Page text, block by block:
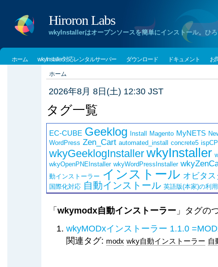
Hiroron Labs
wkyInstallerはオープンソースを簡単にインストール。ひ
ホーム wkyInstaller対応レンタルサーバー ダウンロード ドキュメント お
ホーム
2026年8月 8日(土) 12:30 JST
タグ一覧
EC-CUBE Geeklog Install Magento MyNETS
WordPress Zen_Cart automated_install concrete5 ispCP
wkyGeeklogInstaller wkyInstaller
wkyOpenPNEInstaller wkyWordPressInstaller
動インストーラー インストール オビタ
国際化対応 自動インストール 英語版(本家)の利
「 wkymodx自動インストーラー 」タグの
wkyMODxインストーラー 1.1.0
関連タグ: modx wky自動インストーラー 自